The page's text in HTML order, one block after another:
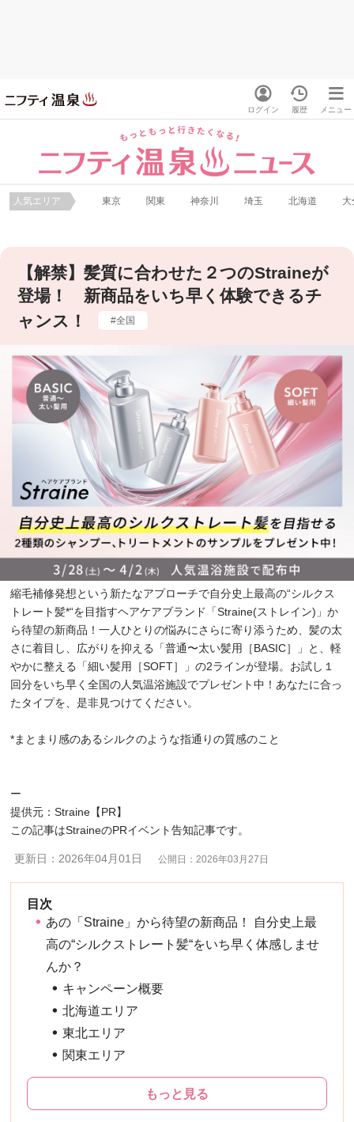
ログイン 履歴 メニュー
人気エリア 東京 関東 神奈川 埼玉 北海道 大
【解禁】髪質に合わせた２つのStraineが
登場！ 新商品をいち早く体験できるチ
ャンス！
全国
縮毛補修発想という新たなアプローチで自分史上最高の“シルクス
トレート髪*“を目指すヘアケアブランド「Straine(ストレイン)」か
ら待望の新商品！一人ひとりの悩みにさらに寄り添うため、髪の太
さに着目し、広がりを抑える「普通〜太い髪用［BASIC］」と、軽
やかに整える「細い髪用［SOFT］」の2ラインが登場。お試し１
回分をいち早く全国の人気温浴施設でプレゼント中！あなたに合っ
たタイプを、是非見つけてください。
*まとまり感のあるシルクのような指通りの質感のこと
ー
提供元：Straine【PR】
この記事はStraineのPRイベント告知記事です。
更新日：2026年04月01日 公開日：2026年03月27日
あの「Straine」から待望の新商品！ 自分史上最
高の“シルクストレート髪“をいち早く体感しませ
んか？
キャンペーン概要
北海道エリア
東北エリア
関東エリア
もっと見る